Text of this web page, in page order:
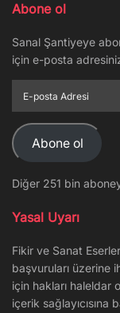
Abone ol
Sanal Şantiyeye
için e-posta
posta
Adresi
Abone ol
Diğer 251 bin
Yasal Uyarı
Fikir ve Sanat
başvuruları üzerine
için hakları
içerik